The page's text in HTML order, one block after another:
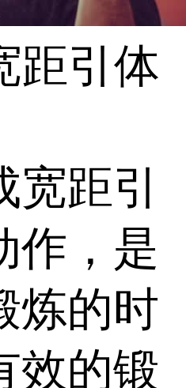
引体
距引
作，是
炼的时
效的锻